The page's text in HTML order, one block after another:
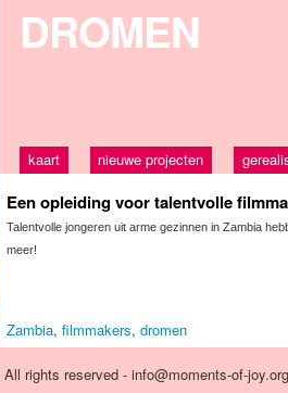
DROMEN
kaart nieuwe projecten
Een opleiding voor talentvolle
Talentvolle jongeren uit arme gezinnen in Zambia
meer!
Zambia, filmmakers, dromen
rights reserved - info@moments-of-